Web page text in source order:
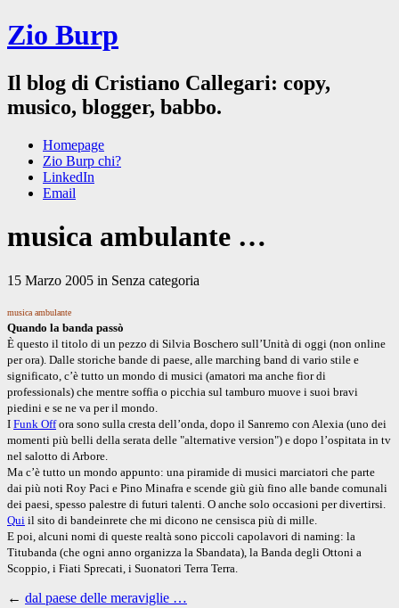
Zio Burp
Il blog di Cristiano Callegari: copy,
musico, blogger, babbo.
Homepage
Zio Burp chi?
LinkedIn
Email
musica ambulante …
15 Marzo 2005 in Senza categoria
musica ambulante
Quando la banda passò
È questo il titolo di un pezzo di Silvia Boschero sull’Unità di oggi (non online
per ora). Dalle storiche bande di paese, alle marching band di vario stile e
significato, c’è tutto un mondo di musici (amatori ma anche fior di
professionals) che mentre soffia o picchia sul tamburo muove i suoi bravi
piedini e se ne va per il mondo.
I Funk Offora sono sulla cresta dell’onda, dopo il Sanremo con Alexia (uno dei
momenti più belli della serata delle "alternative version") e dopo l’ospitata in tv
nel salotto di Arbore.
Ma c’è tutto un mondo appunto: una piramide di musici marciatori che parte
dai più noti Roy Paci e Pino Minafra e scende giù giù fino alle bande comunali
dei paesi, spesso palestre di futuri talenti. O anche solo occasioni per divertirsi.
Qui il sito di bandeinrete che mi dicono ne censisca più di mille.
E poi, alcuni nomi di queste realtà sono piccoli capolavori di naming: la
Titubanda (che ogni anno organizza la Sbandata), la Banda degli Ottoni a
Scoppio, i Fiati Sprecati, i Suonatori Terra Terra.
← dal paese delle meraviglie …